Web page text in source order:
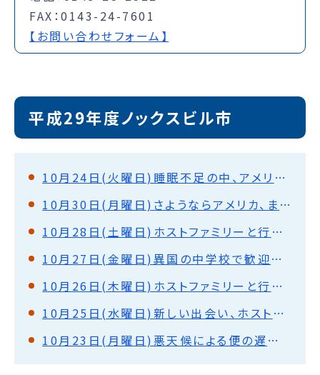
FAX：0143-24-7601
【お問い合わせフォーム】
平成29年度ノックスビル市
10月24日(火曜日)睡眠不足の中、アメリカの政治中心地を巡って（ワシントンD.C）
10月30日(月曜日)さようならアメリカ、またいつか
10月28日(土曜日)ホストファミリーと行動(ノックスビル)
10月27日(金曜日)異国の中学校で歓迎式・授業体験、夜は外で夕食会(ノックスビル)
10月26日(木曜日)ホストファミリーと行動(ノックスビル)
10月25日(水曜日)新しい出会い、ホストファミリーと対面(ノックスビル)
10月23日(月曜日)悪天候による便の遅延や変更！移動で約31時間！